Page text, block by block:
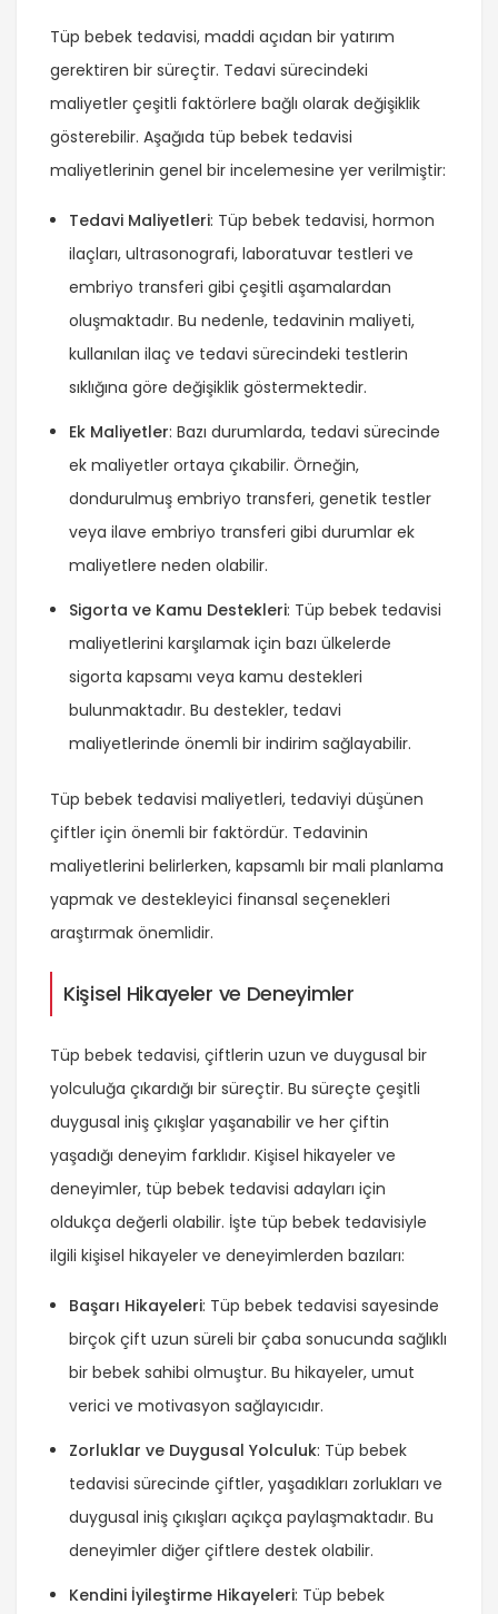
Tüp bebek tedavisi, maddi açıdan bir yatırım
gerektiren bir süreçtir. Tedavi sürecindeki
maliyetler çeşitli faktörlere bağlı olarak değişiklik
gösterebilir. Aşağıda tüp bebek tedavisi
maliyetlerinin genel bir incelemesine yer verilmiştir:
Tedavi Maliyetleri: Tüp bebek tedavisi, hormon
ilaçları, ultrasonografi, laboratuvar testleri ve
embriyo transferi gibi çeşitli aşamalardan
oluşmaktadır. Bu nedenle, tedavinin maliyeti,
kullanılan ilaç ve tedavi sürecindeki testlerin
sıklığına göre değişiklik göstermektedir.
Ek Maliyetler: Bazı durumlarda, tedavi sürecinde
ek maliyetler ortaya çıkabilir. Örneğin,
dondurulmuş embriyo transferi, genetik testler
veya ilave embriyo transferi gibi durumlar ek
maliyetlere neden olabilir.
Sigorta ve Kamu Destekleri: Tüp bebek tedavisi
maliyetlerini karşılamak için bazı ülkelerde
sigorta kapsamı veya kamu destekleri
bulunmaktadır. Bu destekler, tedavi
maliyetlerinde önemli bir indirim sağlayabilir.
Tüp bebek tedavisi maliyetleri, tedaviyi düşünen
çiftler için önemli bir faktördür. Tedavinin
maliyetlerini belirlerken, kapsamlı bir mali planlama
yapmak ve destekleyici finansal seçenekleri
araştırmak önemlidir.
Kişisel Hikayeler ve Deneyimler
Tüp bebek tedavisi, çiftlerin uzun ve duygusal bir
yolculuğa çıkardığı bir süreçtir. Bu süreçte çeşitli
duygusal iniş çıkışlar yaşanabilir ve her çiftin
yaşadığı deneyim farklıdır. Kişisel hikayeler ve
deneyimler, tüp bebek tedavisi adayları için
oldukça değerli olabilir. İşte tüp bebek tedavisiyle
ilgili kişisel hikayeler ve deneyimlerden bazıları:
Başarı Hikayeleri: Tüp bebek tedavisi sayesinde
birçok çift uzun süreli bir çaba sonucunda sağlıklı
bir bebek sahibi olmuştur. Bu hikayeler, umut
verici ve motivasyon sağlayıcıdır.
Zorluklar ve Duygusal Yolculuk: Tüp bebek
tedavisi sürecinde çiftler, yaşadıkları zorlukları ve
duygusal iniş çıkışları açıkça paylaşmaktadır. Bu
deneyimler diğer çiftlere destek olabilir.
Kendini İyileştirme Hikayeleri: Tüp bebek